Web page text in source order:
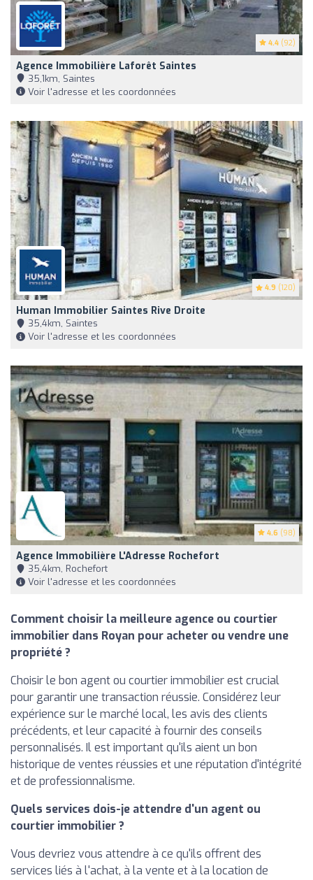
4.4 (92)
Agence Immobilière Laforêt Saintes
35,1km, Saintes
Voir l'adresse et les coordonnées
4.9 (120)
Human Immobilier Saintes Rive Droite
35,4km, Saintes
Voir l'adresse et les coordonnées
4.6 (98)
Agence Immobilière L'Adresse Rochefort
35,4km, Rochefort
Voir l'adresse et les coordonnées
Comment choisir la meilleure agence ou courtier
immobilier dans Royan pour acheter ou vendre une
propriété ?
Choisir le bon agent ou courtier immobilier est crucial
pour garantir une transaction réussie. Considérez leur
expérience sur le marché local, les avis des clients
précédents, et leur capacité à fournir des conseils
personnalisés. Il est important qu'ils aient un bon
historique de ventes réussies et une réputation d'intégrité
et de professionnalisme.
Quels services dois-je attendre d'un agent ou
courtier immobilier ?
Vous devriez vous attendre à ce qu'ils offrent des
services liés à l'achat, à la vente et à la location de